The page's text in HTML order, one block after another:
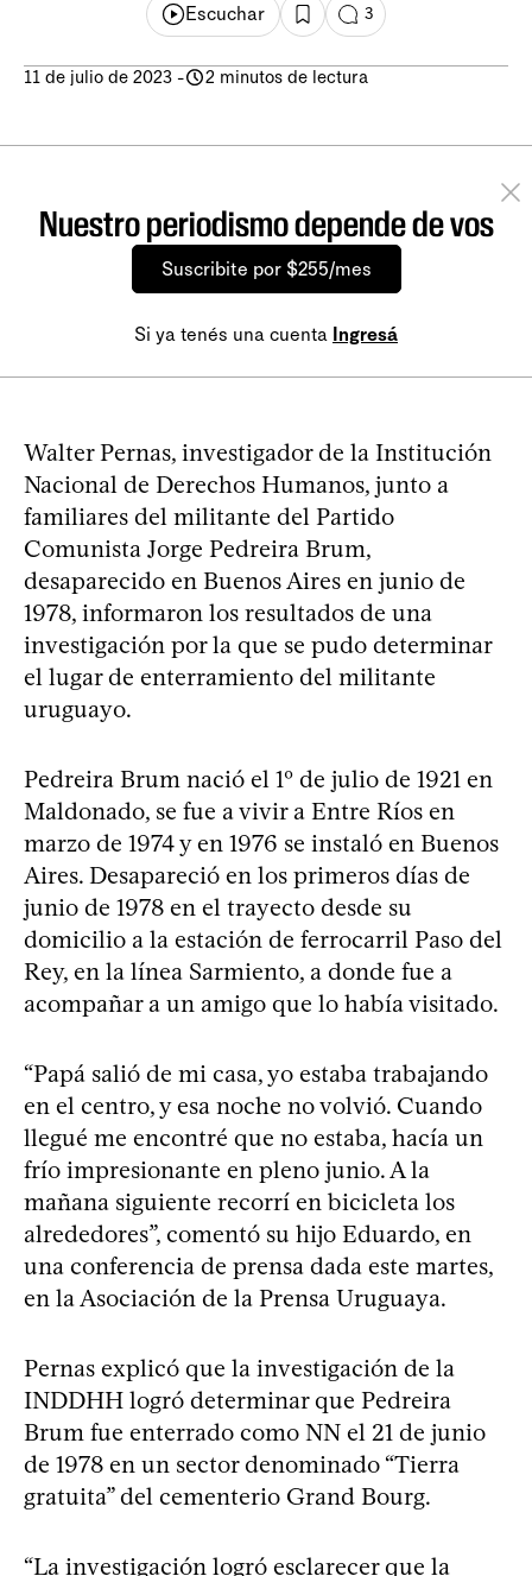
Escuchar 3
11 de julio de 2023 - 2 minutos de lectura
Nuestro periodismo depende de vos
Suscribite por $255/mes
Si ya tenés una cuenta Ingresá
Walter Pernas, investigador de la Institución
Nacional de Derechos Humanos, junto a
familiares del militante del Partido
Comunista Jorge Pedreira Brum,
desaparecido en Buenos Aires en junio de
1978, informaron los resultados de una
investigación por la que se pudo determinar
el lugar de enterramiento del militante
uruguayo.
Pedreira Brum nació el 1º de julio de 1921 en
Maldonado, se fue a vivir a Entre Ríos en
marzo de 1974 y en 1976 se instaló en Buenos
Aires. Desapareció en los primeros días de
junio de 1978 en el trayecto desde su
domicilio a la estación de ferrocarril Paso del
Rey, en la línea Sarmiento, a donde fue a
acompañar a un amigo que lo había visitado.
“Papá salió de mi casa, yo estaba trabajando
en el centro, y esa noche no volvió. Cuando
llegué me encontré que no estaba, hacía un
frío impresionante en pleno junio. A la
mañana siguiente recorrí en bicicleta los
alrededores”, comentó su hijo Eduardo, en
una conferencia de prensa dada este martes,
en la Asociación de la Prensa Uruguaya.
Pernas explicó que la investigación de la
INDDHH logró determinar que Pedreira
Brum fue enterrado como NN el 21 de junio
de 1978 en un sector denominado “Tierra
gratuita” del cementerio Grand Bourg.
“La investigación logró esclarecer que la